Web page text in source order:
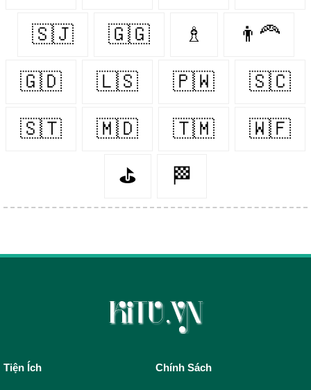
🇸🇯 🇬🇬 ♗ 👨‍🦰
🇬🇩 🇱🇸 🇵🇼 🇸🇨
🇸🇹 🇲🇩 🇹🇲 🇼🇫
⛳️ 🏁
Tiện Ích Chính Sách